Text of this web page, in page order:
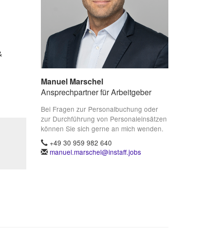
Manuel Marschel
Ansprechpartner für Arbeitgeber
Bei Fragen zur Personalbuchung oder
zur Durchführung von Personaleinsätzen
können Sie sich gerne an mich wenden.
+49 30 959 982 640
manuel.marschel@instaff.jobs